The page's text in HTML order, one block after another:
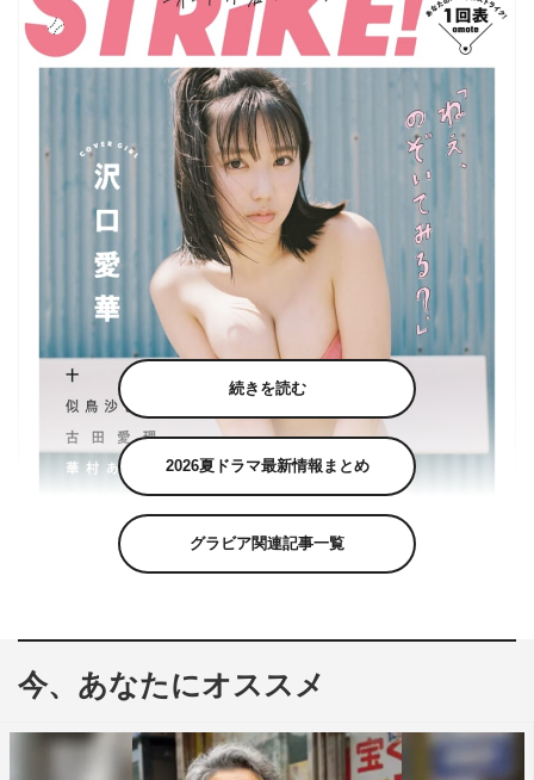
／主婦の友インフォス）が重版されることが決定した。
続きを読む
2026夏ドラマ最新情報まとめ
グラビア関連記事一覧
今、あなたにオススメ